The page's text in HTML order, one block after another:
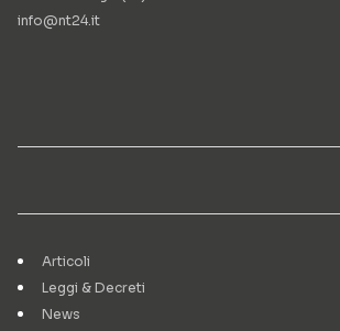
info@nt24.it
Articoli
Leggi & Decreti
News